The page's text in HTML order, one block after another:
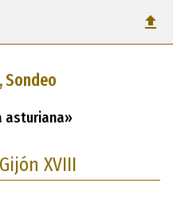
Sondeo
asturiana»
XVIII